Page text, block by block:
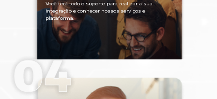
Você terá todo o suporte para realizar a sua
integração e conhecer nossos serviços e
plataforma.